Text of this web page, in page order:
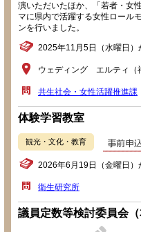
演いただいたほか、「若者・女
マに県内で活躍する女性ロール
ンを行いました。
2025年11月5日（水曜日）
ウェディング エルティ（
共生社会・女性活躍推進課
体験学習教室
観光・文化・教育
2026年6月19日（金曜日）
衛生研究所
議員定数等検討委員会（